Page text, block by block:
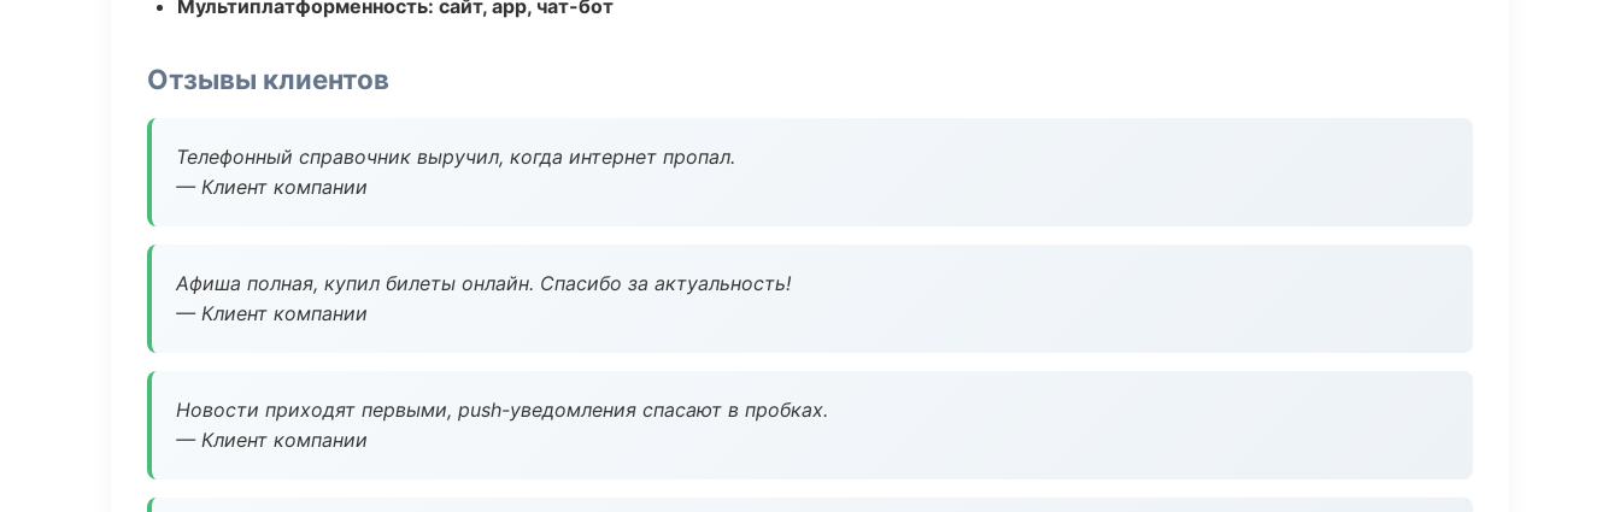
Мультиплатформенность: сайт, app, чат-бот
Отзывы клиентов
Телефонный справочник выручил, когда интернет пропал.
— Клиент компании
Афиша полная, купил билеты онлайн. Спасибо за актуальность!
— Клиент компании
Новости приходят первыми, push-уведомления спасают в пробках.
— Клиент компании